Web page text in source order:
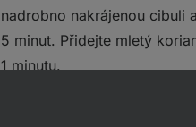
nadrobno nakrájenou cibuli
5 minut. Přidejte mletý
1 minutu.